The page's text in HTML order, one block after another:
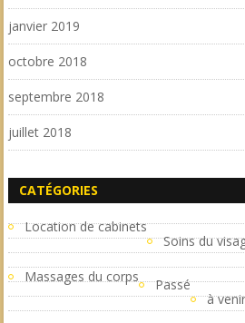
janvier 2019
octobre 2018
septembre 2018
juillet 2018
CATÉGORIES
Location de cabinets
Soins du
Massages du corps
Passé
à venir